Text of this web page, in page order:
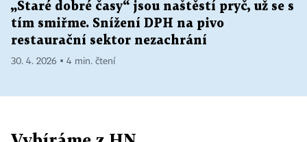
„Staré dobré časy“ jsou naštěstí pryč, už se s
tím smiřme. Snížení DPH na pivo
restaurační sektor nezachrání
30. 4. 2026 ▪ 4 min. čtení